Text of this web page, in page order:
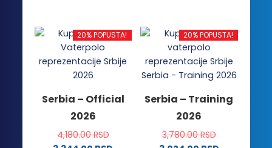
ima
više
varijanti.
Opcije
biti
izabrane
na
više
varijanti.
Opcije
mogu
izabrane
na
stranici
20% POPUSTA!
Serbia – Official
2026
4,180.00RSD
20% POPUSTA!
Serbia – Training
2026
3,780.00RSD